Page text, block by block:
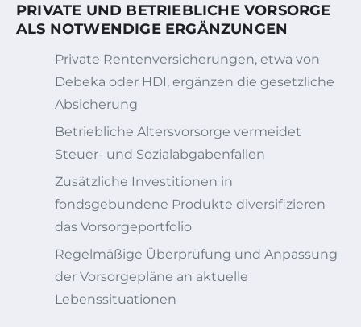
PRIVATE UND BETRIEBLICHE VORSORGE
ALS NOTWENDIGE ERGÄNZUNGEN
Private Rentenversicherungen, etwa von
Debeka oder HDI, ergänzen die gesetzliche
Absicherung
Betriebliche Altersvorsorge vermeidet
Steuer- und Sozialabgabenfallen
Zusätzliche Investitionen in
fondsgebundene Produkte diversifizieren
das Vorsorgeportfolio
Regelmäßige Überprüfung und Anpassung
der Vorsorgepläne an aktuelle
Lebenssituationen